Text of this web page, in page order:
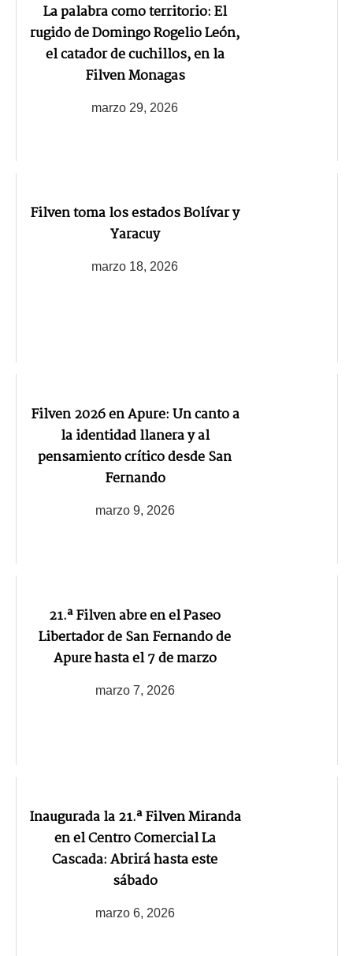
La palabra como territorio: El
rugido de Domingo Rogelio León,
el catador de cuchillos, en la
Filven Monagas
marzo 29, 2026
Filven toma los estados Bolívar y
Yaracuy
marzo 18, 2026
Filven 2026 en Apure: Un canto a
la identidad llanera y al
pensamiento crítico desde San
Fernando
marzo 9, 2026
21.ª Filven abre en el Paseo
Libertador de San Fernando de
Apure hasta el 7 de marzo
marzo 7, 2026
Inaugurada la 21.ª Filven Miranda
en el Centro Comercial La
Cascada: Abrirá hasta este
sábado
marzo 6, 2026